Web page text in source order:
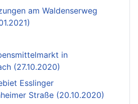
am Waldenserweg
in
(27.10.2020)
Esslinger
Straße (20.10.2020)